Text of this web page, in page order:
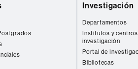
Investigación
Departamentos
Institutos y
investigación
Portal de
Bibliotecas